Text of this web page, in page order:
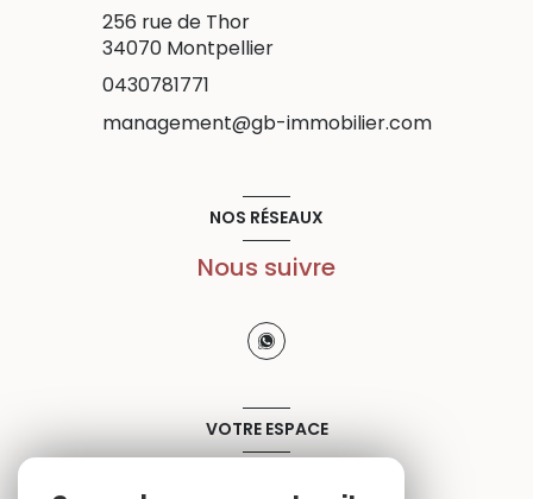
256 rue de Thor
34070 Montpellier
0430781771
management@gb-immobilier.com
NOS RÉSEAUX
Nous suivre
VOTRE ESPACE